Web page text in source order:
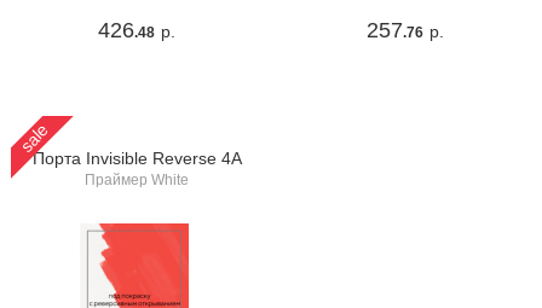
426.48 р. 257.76 р.
sale
Порта Invisible Reverse 4A
Праймер White